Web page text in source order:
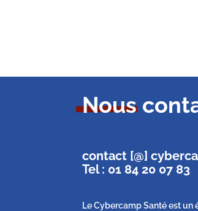
Nous
contact [@]
Tel : 01 84 20 07 83
Le Cybercamp Santé est un